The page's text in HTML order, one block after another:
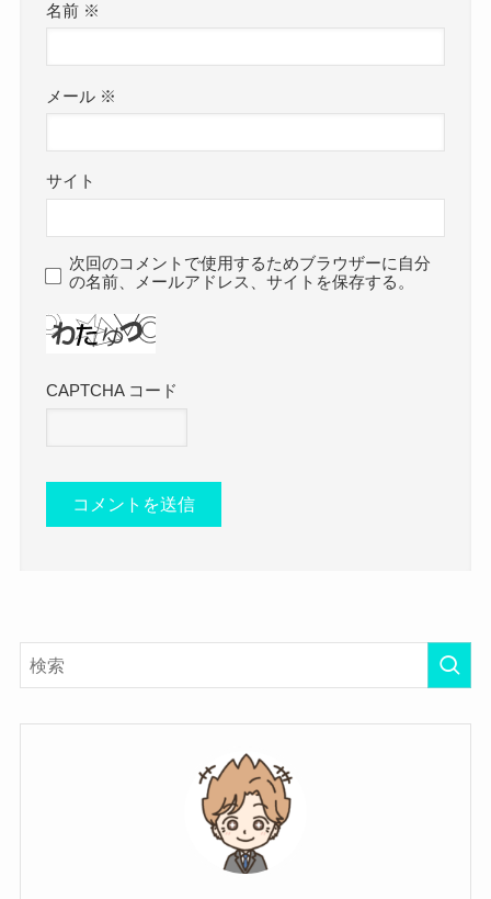
名前 ※
メール ※
サイト
次回のコメントで使用するためブラウザーに自分
の名前、メールアドレス、サイトを保存する。
CAPTCHA コード